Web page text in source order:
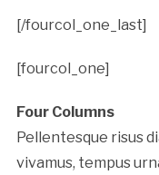
[/fourcol_one_last]
[fourcol_one]
Four Columns
Pellentesque risus
vivamus, tempus